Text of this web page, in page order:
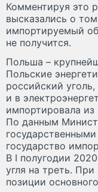
Комментируя это
высказались о
импортируемый
не получится.
Польша –
Польские
российский
и в
импортировала из
По данным
государство
В I полугодии
угля на треть.
позиции